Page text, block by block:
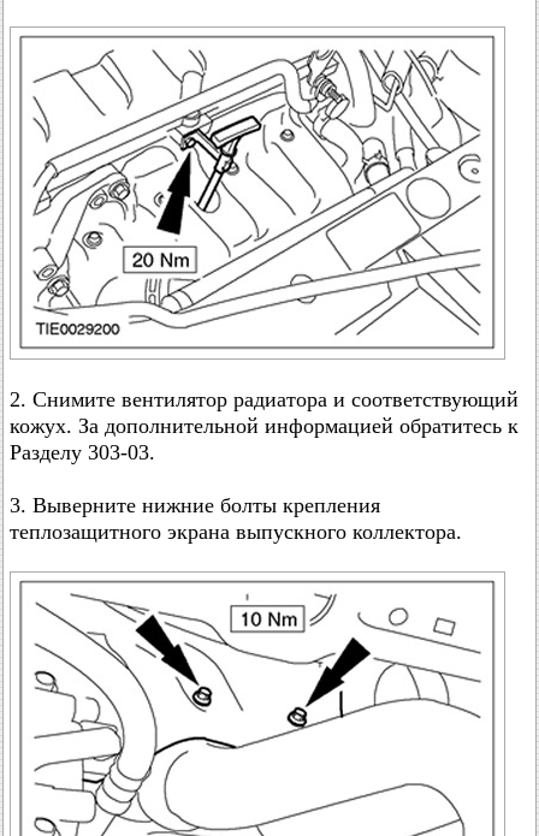
2. Снимите вентилятор радиатора и соответствующий
кожух. За дополнительной информацией обратитесь к
Разделу 303-03.
3. Выверните нижние болты крепления
теплозащитного экрана выпускного коллектора.